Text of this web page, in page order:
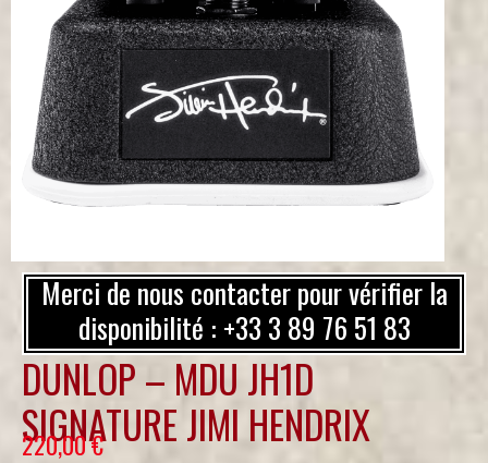
Merci de nous contacter pour vérifier la
disponibilité : +33 3 89 76 51 83
DUNLOP – MDU JH1D
SIGNATURE JIMI HENDRIX
220,00€